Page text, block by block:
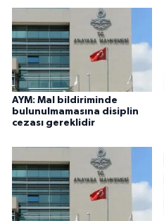
AYM: Mal bildiriminde
bulunulmamasına disiplin
cezası gereklidir